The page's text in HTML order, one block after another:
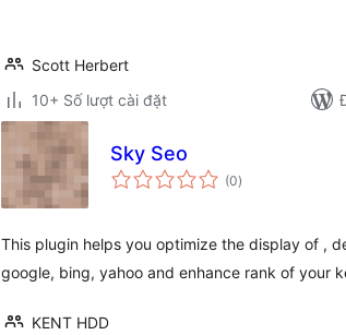
Scott Herbert
10+ Số lượt cài đặt
Sky Seo
(0tổng
đánh
)
This plugin helps you optimize the display of ,
google, bing, yahoo and enhance rank of your
KENT HDD